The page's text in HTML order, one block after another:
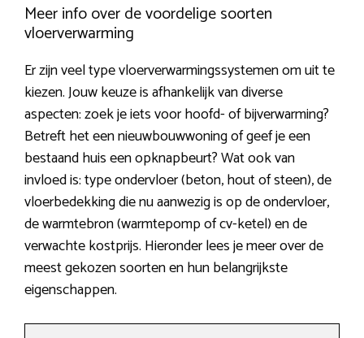
Meer info over de voordelige soorten
vloerverwarming
Er zijn veel type vloerverwarmingssystemen om uit te
kiezen. Jouw keuze is afhankelijk van diverse
aspecten: zoek je iets voor hoofd- of bijverwarming?
Betreft het een nieuwbouwwoning of geef je een
bestaand huis een opknapbeurt? Wat ook van
invloed is: type ondervloer (beton, hout of steen), de
vloerbedekking die nu aanwezig is op de ondervloer,
de warmtebron (warmtepomp of cv-ketel) en de
verwachte kostprijs. Hieronder lees je meer over de
meest gekozen soorten en hun belangrijkste
eigenschappen.